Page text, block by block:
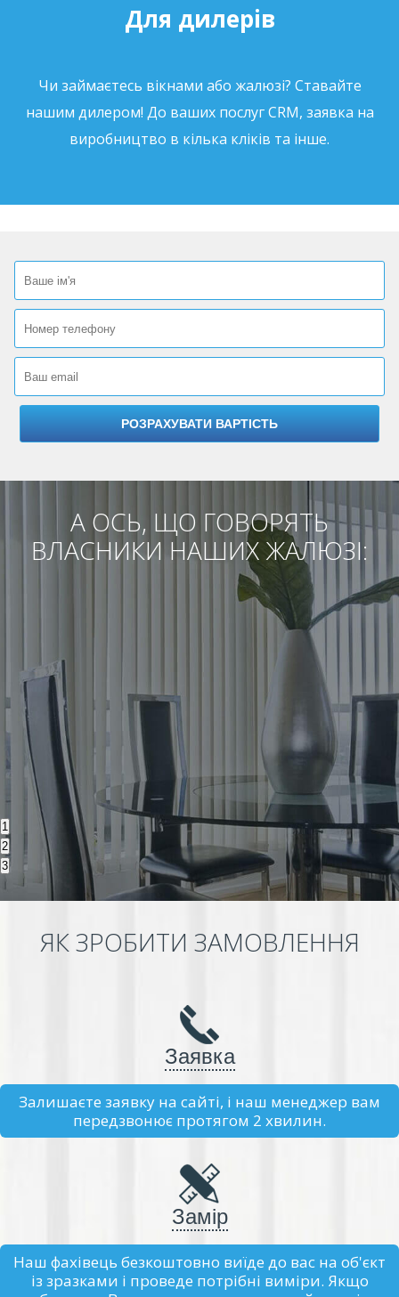
Для дилерів
Чи займаєтесь вікнами або жалюзі? Ставайте
нашим дилером! До ваших послуг CRM, заявка на
виробництво в кілька кліків та інше.
А ОСЬ, ЩО ГОВОРЯТЬ
ВЛАСНИКИ НАШИХ ЖАЛЮЗІ:
1
2
3
ЯК ЗРОБИТИ ЗАМОВЛЕННЯ
Заявка
Залишаєте заявку на сайті, і наш менеджер вам
передзвонює протягом 2 хвилин.
Замір
Наш фахівець безкоштовно виїде до вас на об'єкт
із зразками і проведе потрібні виміри. Якщо